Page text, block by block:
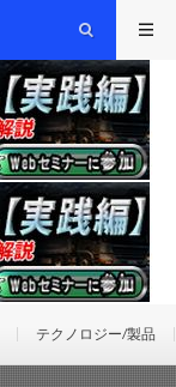
テクノロジー/製品